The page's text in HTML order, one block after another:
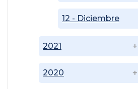
2020
2021
12 - Diciembre